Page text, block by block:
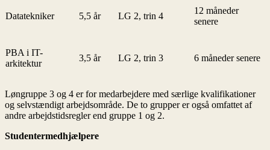
Datatekniker 5,5 år LG 2, trin 4
12 måneder
senere
PBA i IT-
arkitektur
3,5 år LG 2, trin 3 6 måneder senere
Løngruppe 3 og 4 er for medarbejdere med særlige kvalifikationer
og selvstændigt arbejdsområde. De to grupper er også omfattet af
andre arbejdstidsregler end gruppe 1 og 2.
Studentermedhjælpere